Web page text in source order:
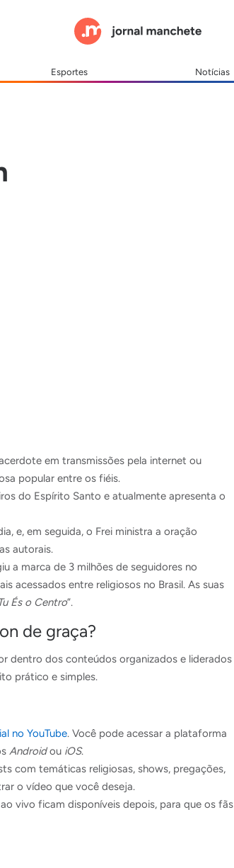
Esportes Notícias
em transmissões pela internet ou
popular entre os fiéis.
do Espírito Santo e atualmente apresenta o
e, em seguida, o Frei ministra a oração
autorais.
a marca de 3 milhões de seguidores no
acessados entre religiosos no Brasil. As suas
És o Centro”.
de graça?
dentro dos conteúdos organizados e liderados
prático e simples.
no YouTube. Você pode acessar a plataforma
Androidou iOS.
com temáticas religiosas, shows, pregações,
o vídeo que você deseja.
vivo ficam disponíveis depois, para que os fãs